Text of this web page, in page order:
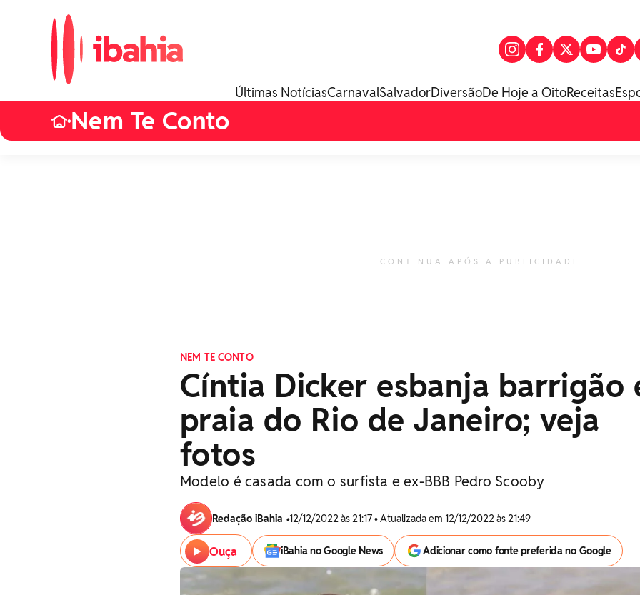
Últimas NotíciasCarnavalSalvadorDiversãoDe Hoje a OitoReceitas
•Nem Te Conto
CONTINUA APÓS A PUBLICIDADE
NEM TE CONTO
Cíntia Dicker esbanja barrigão
praia do Rio de Janeiro; veja
fotos
Modelo é casada com o surfista e ex-BBB Pedro Scooby
Redação iBahia •12/12/2022 às 21:17 • Atualizada em 12/12/2022 às 21:49
Ouça iBahia no Google News Adicionar como fonte preferida no Google